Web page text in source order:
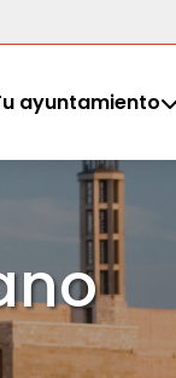
ayuntamiento